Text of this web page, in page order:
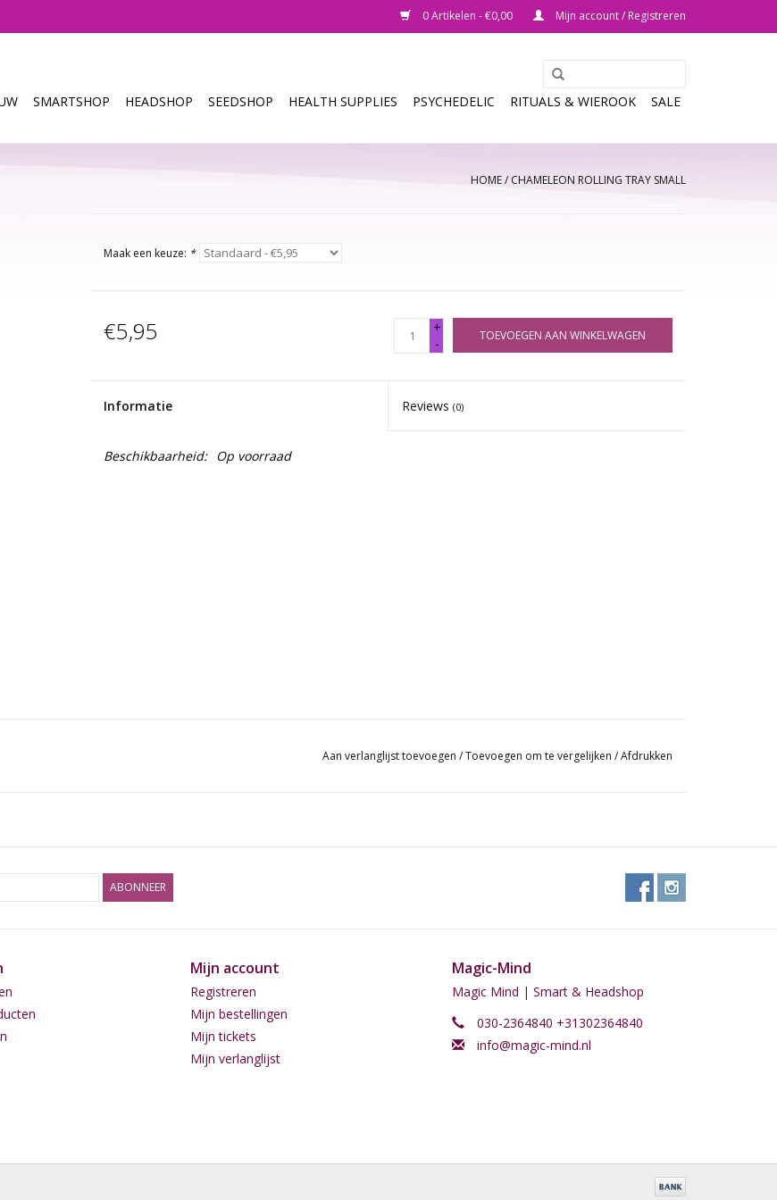
0 Artikelen - €0,00 Mijn account / Registreren
SMARTSHOP HEADSHOP SEEDSHOP HEALTH SUPPLIES PSYCHEDELIC RITUALS & WIEROOK SALE
HOME/CHAMELEON ROLLING TRAY SMALL
Maak een keuze: *
€5,95
+
-
TOEVOEGEN AAN WINKELWAGEN
Informatie Reviews(0)
Beschikbaarheid: Op voorraad
Aan verlanglijst toevoegen /Toevoegen om te vergelijken /Afdrukken
ABONNEER
Mijn account
Registreren
Mijn bestellingen
Mijn tickets
Mijn verlanglijst
Magic-Mind
Magic Mind | Smart & Headshop
030-2364840 +31302364840
info@magic-mind.nl